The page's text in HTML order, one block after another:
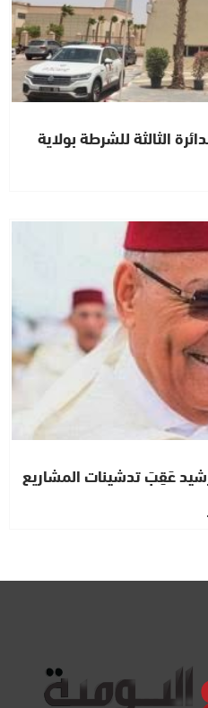
الثالثة للشرطة بولاية
عَقِبَ تدشينات المشاريع